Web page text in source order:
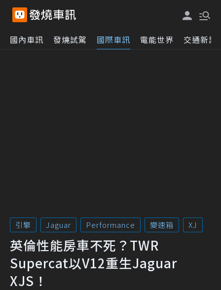
國內車訊 發燒試駕 國際車訊 電能世界 交通新訊
引擎 Jaguar Performance 變速箱 XJ
英倫性能房車不死？TWR
Supercat以V12重生Jaguar
XJS！